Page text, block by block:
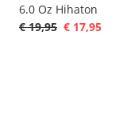
6.0 Oz Hihaton
€ 19,95 € 17,95